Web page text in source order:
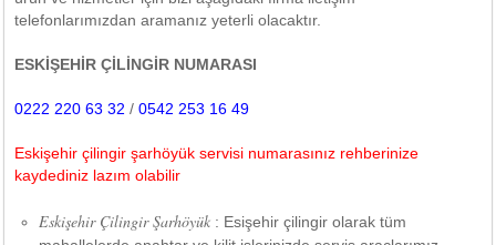
telefonlarımızdan aramanız yeterli olacaktır.
ESKİŞEHİR ÇİLİNGİR NUMARASI
0222 220 63 32 /0542 253 16 49
Eskişehir çilingir şarhöyük servisi numarasınız rehberinize
kaydediniz lazım olabilir
Eskişehir Çilingir Şarhöyük : Esişehir çilingir olarak tüm